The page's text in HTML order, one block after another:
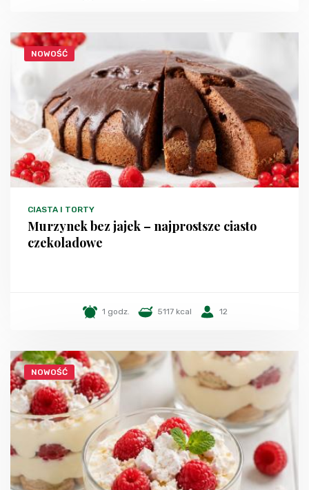
NOWOŚĆ
CIASTA I TORTY
Murzynek bez jajek – najprostsze ciasto
czekoladowe
1 godz. 5117 kcal 12
NOWOŚĆ